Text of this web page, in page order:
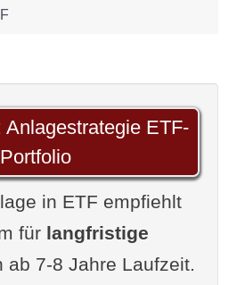
Anlagestrategie ETF-
Portfolio
in ETF empfiehlt
für langfristige
ab 7-8 Jahre Laufzeit.